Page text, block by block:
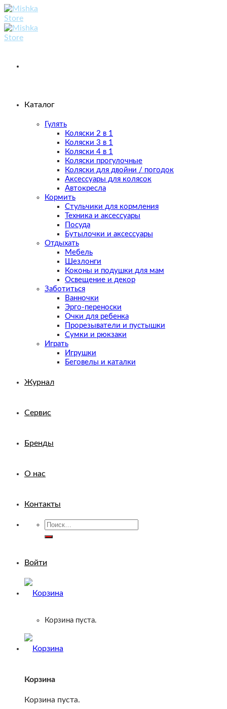
Skip
to
content
Каталог
Гулять
Коляски 2 в 1
Коляски 3 в 1
Коляски 4 в 1
Коляски прогулочные
Коляски для двойни / погодок
Аксессуары для колясок
Автокресла
Кормить
Стульчики для кормления
Техника и аксессуары
Посуда
Бутылочки и аксессуары
Отдыхать
Мебель
Шезлонги
Коконы и подушки для мам
Освещение и декор
Заботиться
Ванночки
Эрго-переноски
Очки для ребенка
Прорезыватели и пустышки
Сумки и рюкзаки
Играть
Игрушки
Беговелы и каталки
Журнал
Сервис
Бренды
О нас
Контакты
Искать:
Войти
Корзина пуста.
Корзина
Корзина пуста.